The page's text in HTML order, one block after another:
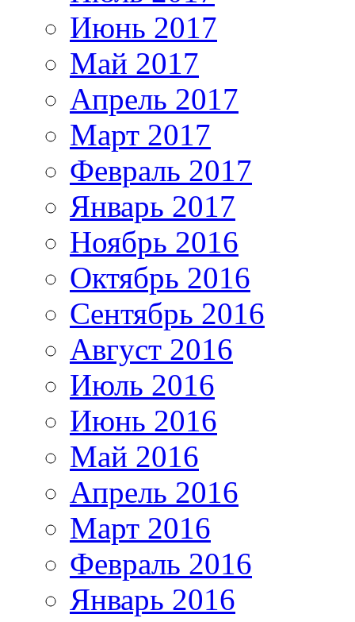
Июнь 2017
Май 2017
Апрель 2017
Март 2017
Февраль 2017
Январь 2017
Ноябрь 2016
Октябрь 2016
Сентябрь 2016
Август 2016
Июль 2016
Июнь 2016
Май 2016
Апрель 2016
Март 2016
Февраль 2016
Январь 2016